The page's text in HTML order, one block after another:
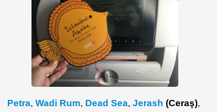
Petra, Wadi Rum, Dead Sea, Jerash (Ceraş),